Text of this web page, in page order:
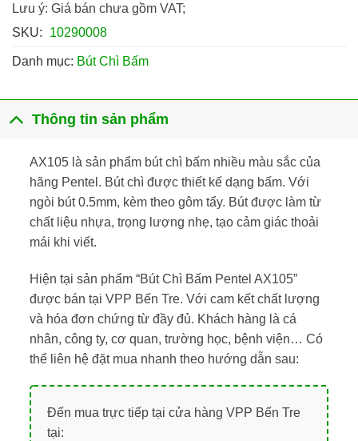
Lưu ý: Giá bán chưa gồm VAT;
SKU:
10290008
Danh mục: Bút Chì Bấm
Thông tin sản phẩm
AX105 là sản phẩm bút chì bấm nhiều màu sắc của
hãng Pentel. Bút chì được thiết kế dạng bấm. Với
ngòi bút 0.5mm, kèm theo gôm tẩy. Bút được làm từ
chất liệu nhựa, trọng lượng nhẹ, tạo cảm giác thoải
mái khi viết.
Hiện tại sản phẩm “Bút Chì Bấm Pentel AX105”
được bán tại VPP Bến Tre. Với cam kết chất lượng
và hóa đơn chứng từ đầy đủ. Khách hàng là cá
nhân, công ty, cơ quan, trường học, bệnh viện… Có
thể liên hệ đặt mua nhanh theo hướng dẫn sau:
Đến mua trực tiếp tại cửa hàng VPP Bến Tre
tại: